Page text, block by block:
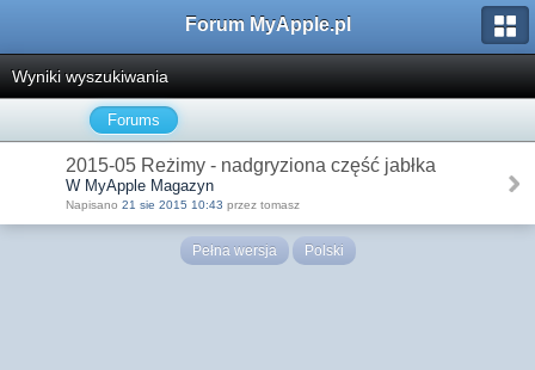
Forum MyApple.pl
Wyniki wyszukiwania
Forums
2015-05 Reżimy - nadgryziona część jabłka
W MyApple Magazyn
Napisano 21 sie 2015 10:43 przez tomasz
Pełna wersja Polski